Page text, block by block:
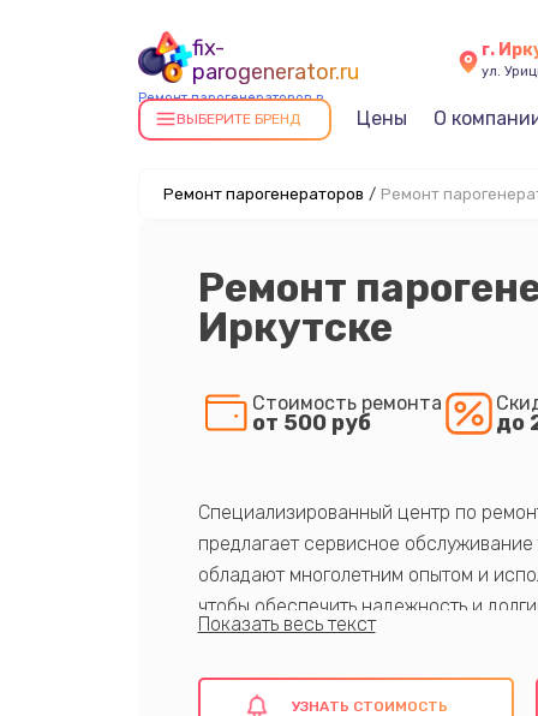
fix-
parogenerator.ru
Ремонт парогенераторов в
Иркутске
г.
ул.
ВЫБЕРИТЕ БРЕНД Цены О
Ремонт парогенераторов / Ремонт
Ремонт
Иркутске
Стоимость ремонта
от 500 руб до
Специализированный центр по
предлагает сервисное
обладают многолетним опытом и
чтобы обеспечить надежность и
Доверьте нам свой парогенератор и
УЗНАТЬ СТОИМОСТЬ